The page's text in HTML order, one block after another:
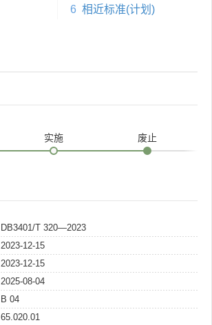
6 相近标准(计划)
实施 废止
DB3401/T 320—2023
2023-12-15
2023-12-15
2025-08-04
B 04
65.020.01